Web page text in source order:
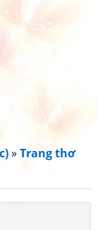
»Trang thơ